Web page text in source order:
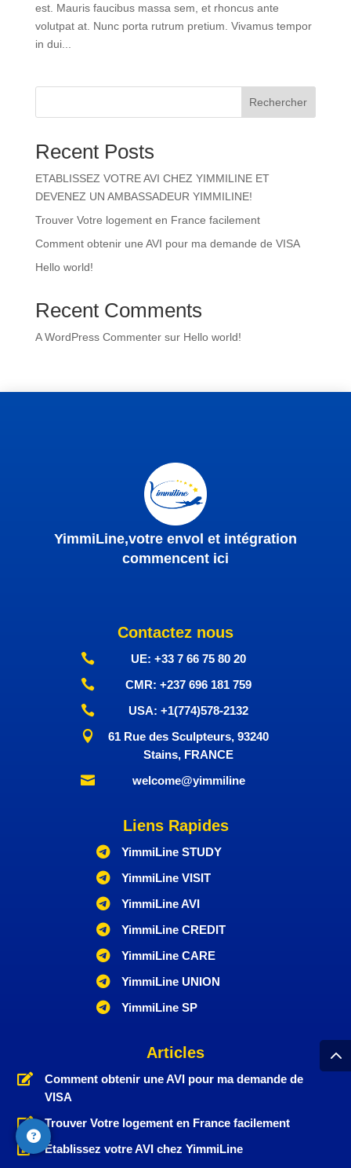
est. Mauris faucibus massa sem, et rhoncus ante
volutpat at. Nunc porta rutrum pretium. Vivamus tempor
in dui...
Rechercher
Recent Posts
ETABLISSEZ VOTRE AVI CHEZ YIMMILINE ET
DEVENEZ UN AMBASSADEUR YIMMILINE!
Trouver Votre logement en France facilement
Comment obtenir une AVI pour ma demande de VISA
Hello world!
Recent Comments
A WordPress Commentersur Hello world!
YimmiLine,votre envol et intégration
commencent ici
Contactez nous
 UE: +33 7 66 75 80 20
 CMR: +237‭ 696 181 759
 USA: +1(774)578-2132

61 Rue des Sculpteurs, 93240
Stains, FRANCE
 welcome@yimmiline
Liens Rapides
 YimmiLine STUDY
 YimmiLine VISIT
 YimmiLine AVI
 YimmiLine CREDIT
 YimmiLine CARE
 YimmiLine UNION
 YimmiLine SP
Articles

Comment obtenir une AVI pour ma demande de
VISA
 Trouver Votre logement en France facilement
 Établissez votre AVI chez YimmiLine